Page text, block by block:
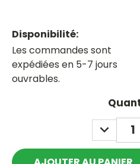
Disponibilité:
Les commandes sont
expédiées en 5-7 jours
ouvrables.
DECREASE